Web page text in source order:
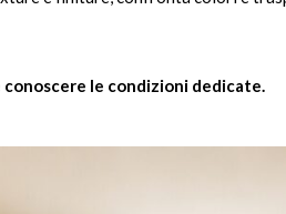
le condizioni dedicate.